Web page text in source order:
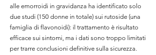
alle emorroidi in gravidanza ha identificato solo
due studi (150 donne in totale) sui rutoside (una
famiglia di flavonoidi): il trattamento è risultato
efficace sui sintomi, ma i dati sono troppo limitati
per trarre conclusioni definitive sulla sicurezza.